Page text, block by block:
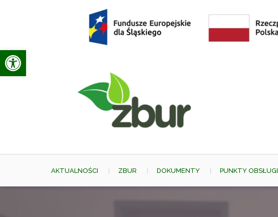
Otwórz pasek narzędzi
AKTUALNOŚCI ZBUR DOKUMENTY PUNKTY OBSŁUGI